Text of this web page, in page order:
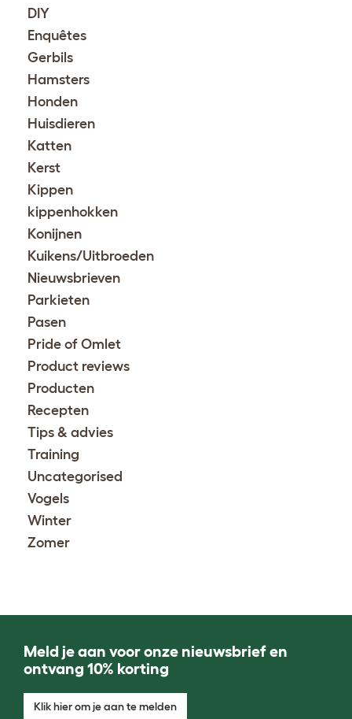
DIY
Enquêtes
Gerbils
Hamsters
Honden
Huisdieren
Katten
Kerst
Kippen
kippenhokken
Konijnen
Kuikens/Uitbroeden
Nieuwsbrieven
Parkieten
Pasen
Pride of Omlet
Product reviews
Producten
Recepten
Tips & advies
Training
Uncategorised
Vogels
Winter
Zomer
Meld je aan voor onze nieuwsbrief en
ontvang 10% korting
Klik hier om je aan te melden